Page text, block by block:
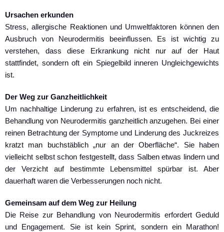
Ursachen erkunden
Stress, allergische Reaktionen und Umweltfaktoren können den
Ausbruch von Neurodermitis beeinflussen. Es ist wichtig zu
verstehen, dass diese Erkrankung nicht nur auf der Haut
stattfindet, sondern oft ein Spiegelbild inneren Ungleichgewichts
ist.
Der Weg zur Ganzheitlichkeit
Um nachhaltige Linderung zu erfahren, ist es entscheidend, die
Behandlung von Neurodermitis ganzheitlich anzugehen. Bei einer
reinen Betrachtung der Symptome und Linderung des Juckreizes
kratzt man buchstäblich „nur an der Oberfläche“. Sie haben
vielleicht selbst schon festgestellt, dass Salben etwas lindern und
der Verzicht auf bestimmte Lebensmittel spürbar ist. Aber
dauerhaft waren die Verbesserungen noch nicht.
Gemeinsam auf dem Weg zur Heilung
Die Reise zur Behandlung von Neurodermitis erfordert Geduld
und Engagement. Sie ist kein Sprint, sondern ein Marathon!